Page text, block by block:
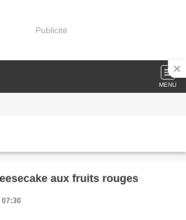
Publicité
MENU
aux fruits rouges
07:30